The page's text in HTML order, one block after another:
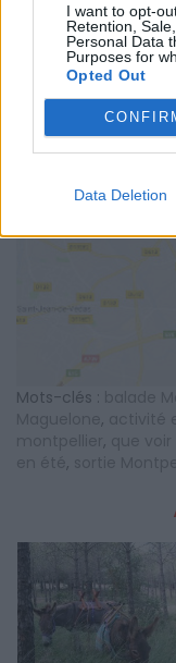
I want to opt-
Retention,
Personal Data
Purposes for
Opted Out
Data Deletion
Mots-clés :
,
,
,